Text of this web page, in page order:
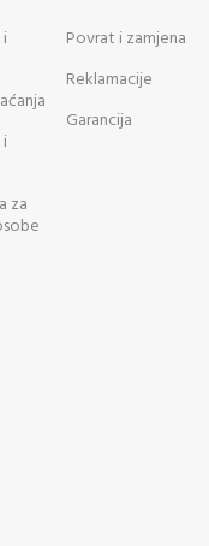
i
i
za
Povrat i zamjena
Reklamacije
Garancija